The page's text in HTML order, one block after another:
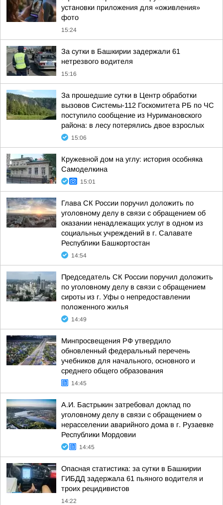
установки приложения для «оживления»
фото
15:24
За сутки в Башкирии задержали 61
нетрезвого водителя
15:16
За прошедшие сутки в Центр обработки
вызовов Системы-112 Госкомитета РБ по ЧС
поступило сообщение из Нуримановского
района: в лесу потерялись двое взрослых
15:06
Кружевной дом на углу: история особняка
Самоделкина
15:01
Глава СК России поручил доложить по
уголовному делу в связи с обращением об
оказании ненадлежащих услуг в одном из
социальных учреждений в г. Салавате
Республики Башкортостан
14:54
Председатель СК России поручил доложить
по уголовному делу в связи с обращением
сироты из г. Уфы о непредоставлении
положенного жилья
14:49
Минпросвещения РФ утвердило
обновленный федеральный перечень
учебников для начального, основного и
среднего общего образования
14:45
А.И. Бастрыкин затребовал доклад по
уголовному делу в связи с обращением о
нерасселении аварийного дома в г. Рузаевке
Республики Мордовии
14:45
Опасная статистика: за сутки в Башкирии
ГИБДД задержала 61 пьяного водителя и
троих рецидивистов
14:22